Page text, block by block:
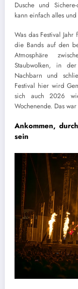
Dusche und Sichere-
kann einfach alles
Was das Festival
die Bands auf den
Atmosphäre
Staubwolken, in
Nachbarn und
Festival hier wird
sich auch 2026
Wochenende. Das
Ankommen,
sein